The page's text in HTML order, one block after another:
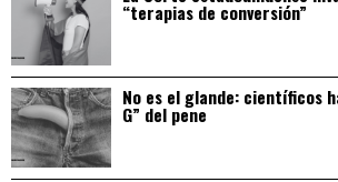
“terapias de conversión”
No es el glande: científicos
G” del pene